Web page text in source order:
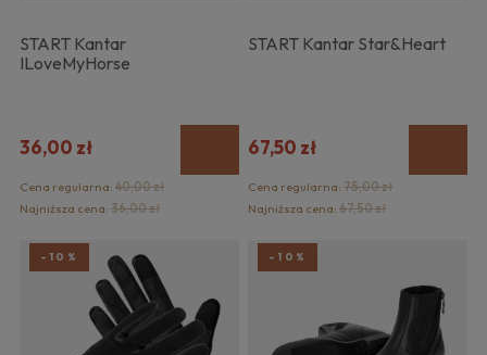
START Kantar
ILoveMyHorse
36,00 zł
Cena regularna: 40,00 zł
Najniższa cena: 36,00 zł
START Kantar Star&Heart
67,50 zł
Cena regularna:75,00 zł
Najniższa cena:67,50 zł
-10% -10%